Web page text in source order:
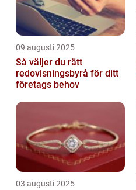
09 augusti 2025
Så väljer du rätt
redovisningsbyrå för ditt
företags behov
03 augusti 2025